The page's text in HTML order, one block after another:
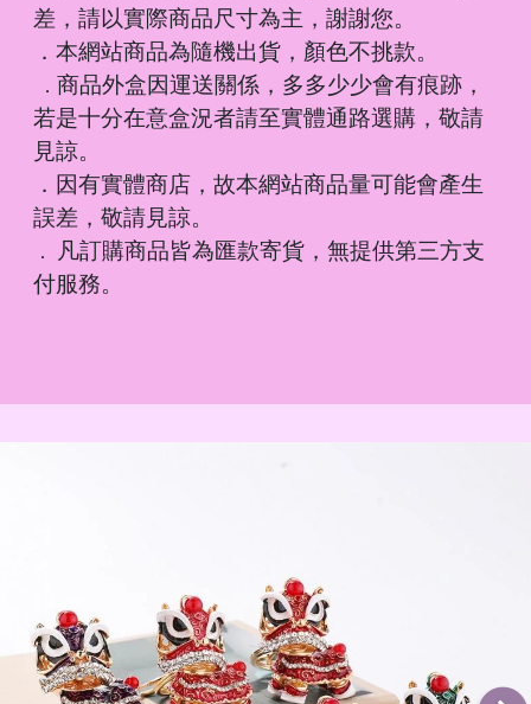
差，請以實際商品尺寸為主，謝謝您。
．本網站商品為隨機出貨，顏色不挑款。
． 商品外盒因運送關係，多多少少會有痕跡，
若是十分在意盒況者請至實體通路選購，敬請
見諒。
．因有實體商店，故本網站商品量可能會產生
誤差，敬請見諒。
． 凡訂購商品皆為匯款寄貨，無提供第三方支
付服務。